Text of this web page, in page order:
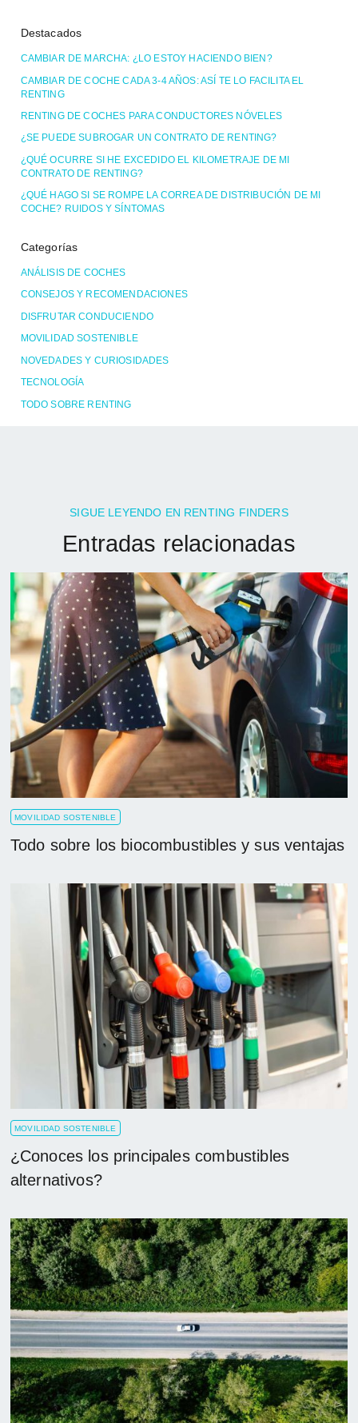
Destacados
CAMBIAR DE MARCHA: ¿LO ESTOY HACIENDO BIEN?
CAMBIAR DE COCHE CADA 3-4 AÑOS: ASÍ TE LO FACILITA EL
RENTING
RENTING DE COCHES PARA CONDUCTORES NÓVELES
¿SE PUEDE SUBROGAR UN CONTRATO DE RENTING?
¿QUÉ OCURRE SI HE EXCEDIDO EL KILOMETRAJE DE MI
CONTRATO DE RENTING?
¿QUÉ HAGO SI SE ROMPE LA CORREA DE DISTRIBUCIÓN DE MI
COCHE? RUIDOS Y SÍNTOMAS
Categorías
ANÁLISIS DE COCHES
CONSEJOS Y RECOMENDACIONES
DISFRUTAR CONDUCIENDO
MOVILIDAD SOSTENIBLE
NOVEDADES Y CURIOSIDADES
TECNOLOGÍA
TODO SOBRE RENTING
SIGUE LEYENDO EN RENTING FINDERS
Entradas relacionadas
MOVILIDAD SOSTENIBLE
Todo sobre los biocombustibles y sus ventajas
MOVILIDAD SOSTENIBLE
¿Conoces los principales combustibles
alternativos?